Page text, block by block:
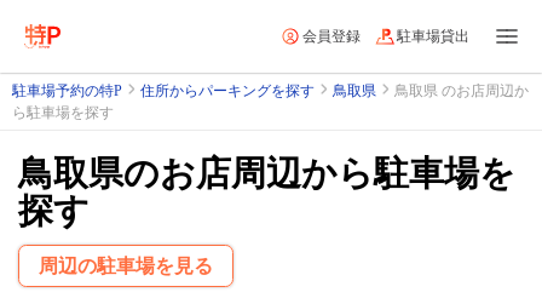
会員登録 駐車場貸出
駐車場予約の特P 住所からパーキングを探す 鳥取県
鳥取県 のお店周辺か
ら駐車場を探す
鳥取県のお店周辺から駐車場を
探す
周辺の駐車場を見る